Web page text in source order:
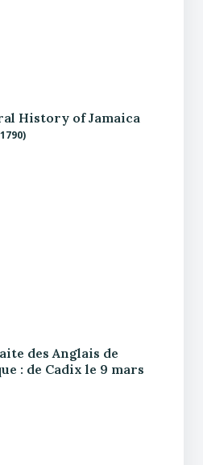
History of Jamaica
des Anglais de
: de Cadix le 9 mars